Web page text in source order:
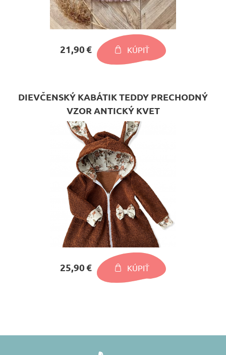
21,90 € KÚPIŤ
DIEVČENSKÝ KABÁTIK TEDDY PRECHODNÝ
VZOR ANTICKÝ KVET
25,90 € KÚPIŤ